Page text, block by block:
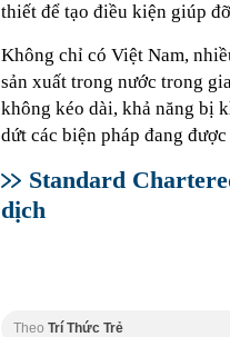
thiết để tạo điều kiện giúp
Không chỉ có Việt Nam,
sản xuất trong nước trong
không kéo dài, khả năng bị
dứt các biện pháp đang
Standard
dịch
Theo Trí Thức Trẻ